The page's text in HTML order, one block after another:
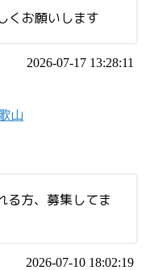
くお願いします
2026-07-17 13:28:11
山
る方、募集してま
2026-07-10 18:02:19